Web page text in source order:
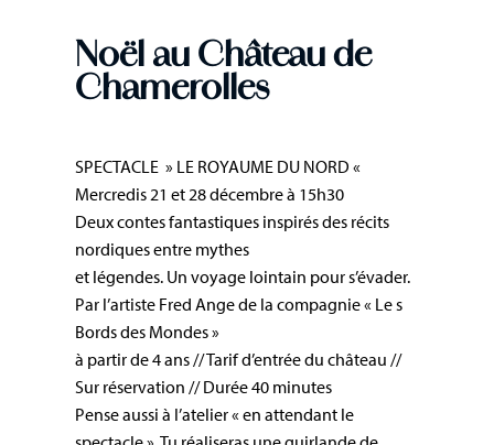
Noël au Château de
Chamerolles
SPECTACLE » LE ROYAUME DU NORD «
Mercredis 21 et 28 décembre à 15h30
Deux contes fantastiques inspirés des récits
nordiques entre mythes
et légendes. Un voyage lointain pour s’évader.
Par l’artiste Fred Ange de la compagnie « Le s
Bords des Mondes »
à partir de 4 ans // Tarif d’entrée du château //
Sur réservation // Durée 40 minutes
Pense aussi à l’atelier « en attendant le